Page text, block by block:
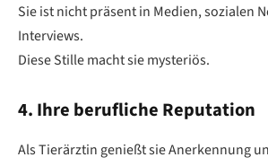
Sie ist nicht präsent in Medien, sozialen
Interviews.
Diese Stille macht sie mysteriös.
4. Ihre berufliche Reputation
Als Tierärztin genießt sie Anerkennung